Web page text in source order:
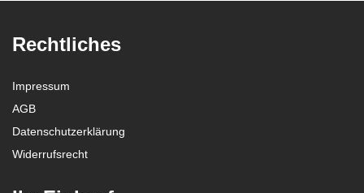
Rechtliches
Impressum
AGB
Daten­schutz­erklärung
Widerrufs­recht